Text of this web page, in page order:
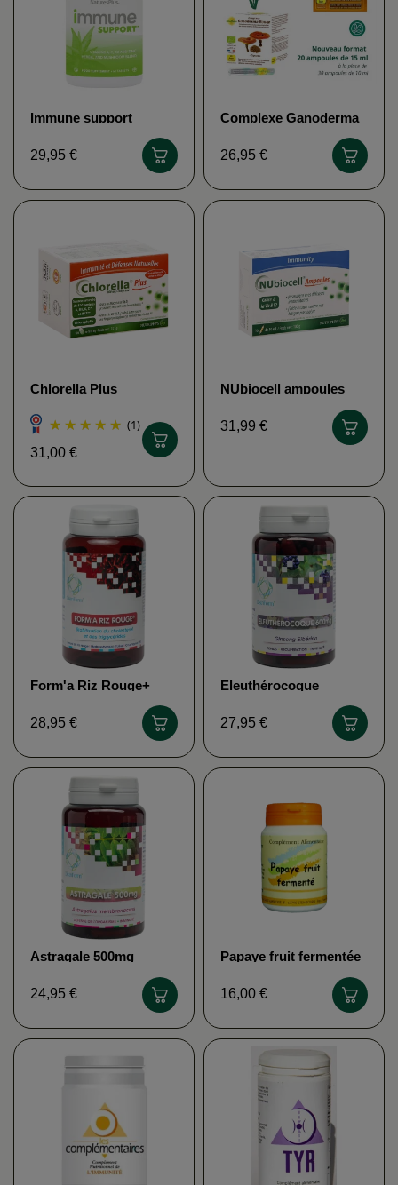
Immune support
29,95 €
Complexe Ganoderma
ampoules)
ASTRAPHYTOS
26,95 €
Chlorella Plus
(1)
31,00 €
NUbiocell ampoules
31,99 €
Form'a Riz Rouge+
28,95 €
Eleuthérocoque
27,95 €
Astragale 500mg
24,95 €
Papaye fruit fermentée
AMBROISE
16,00 €